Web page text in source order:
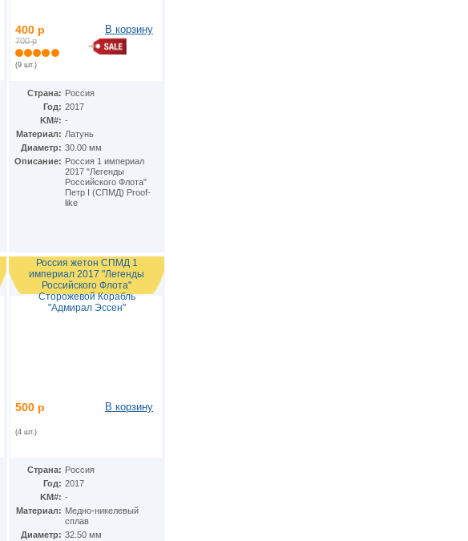
400 р
700 р
(9 шт.)
В корзину
Страна: Россия
Год: 2017
KM#: -
Материал: Латунь
Диаметр: 30.00 мм
Описание: Россия 1 империал
2017 "Легенды
Российского Флота"
Петр I (СПМД) Proof-
like
Россия жетон СПМД 1
империал 2017 "Легенды
Российского Флота"
Сторожевой Корабль
"Адмирал Эссен"
500 р
(4 шт.)
В корзину
Страна: Россия
Год: 2017
KM#: -
Материал: Медно-никелевый
сплав
Диаметр: 32.50 мм